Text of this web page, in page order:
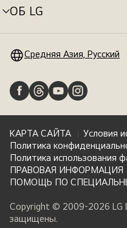
ОБ LG
Переключатель
Средняя Азия, Русский
КАРТА САЙТА
Условия
Политика
Политика использования
ПРАВОВАЯ ИНФОРМАЦИЯ
ПОМОЩЬ ПО
Copyright © 2009-2026 LG
защищены.